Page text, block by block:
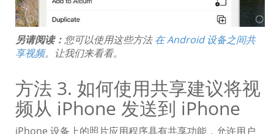
另请阅读： 您可以使用这些方法在 Android 设备之间共
享视频。让我们来看看。
方法 3. 如何使用共享建议将视
频从 iPhone 发送到 iPhone
iPhone 设备上的照片应用程序具有共享功能，允许用户